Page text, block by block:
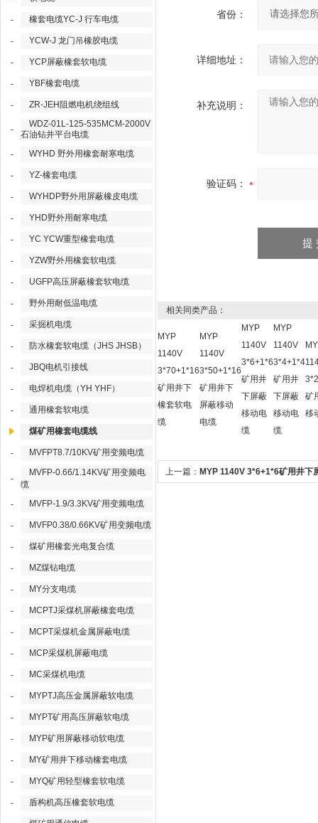
- 橡套电缆YC-J 行车电缆
- YCW-J 龙门吊橡胶电缆
- YCP屏蔽橡套软电缆
- YBF橡套电缆
- ZR-JEH阻燃电机绕组线
-
WDZ-01L-125-535MCM-2000V
石油钻井平台电缆
-
WYHD 野外用橡套耐寒电缆
- YZ-橡套电缆
- WYHDP野外用屏蔽橡皮电缆
- YHD野外用耐寒电缆
- YC YCW重型橡套电缆
- YZW野外用橡套软电缆
- UGFP高压屏蔽橡套软电缆
- 野外用耐低温电缆
- 采掘机电缆
- 防水橡套软电缆（JHS JHSB）
- JBQ电机引接线
- 电焊机电缆（YH YHF）
- 通用橡套软电缆
煤矿用橡套电缆线
- MVFPT8.7/10KV矿用变频电缆
-
MVFP-0.66/1.14KV矿用变频电
缆
-
MVFP-1.9/3.3KV矿用变频电缆
- MVFP0.38/0.66KV矿用变频电缆
- 煤矿用橡套光电复合缆
- MZ煤钻电缆
- MY分支电缆
- MCPTJ采煤机屏蔽橡套电缆
- MCPT采煤机金属屏蔽电缆
- MCP采煤机屏蔽电缆
- MC采煤机电缆
- MYPTJ高压金属屏蔽软电缆
- MYPT矿用高压屏蔽软电缆
- MYP矿用屏蔽移动软电缆
- MY矿用井下移动橡套电缆
- MYQ矿用轻型橡套软电缆
- 盾构机高压橡套软电缆
省份：
详细地址：
补充说明：
验证码：
相关同类产品：
MYP
1140V
3*70+1*16
矿用井下
橡套软电
缆
MYP
1140V
3*50+1*16
矿用井下
屏蔽移动
电缆
MYP
1140V
3*6+1*6
矿用井
下屏蔽
移动电
缆
MYP
1140V
3*4+1*4
矿用井
下屏蔽
移动电
缆
矿
移
上一篇： MYP 1140V 3*6+1*6矿用井下